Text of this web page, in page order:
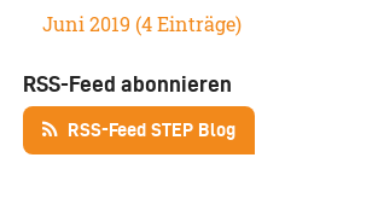
Juni 2019 (4 Einträge)
RSS-Feed abonnieren
RSS-Feed STEP Blog